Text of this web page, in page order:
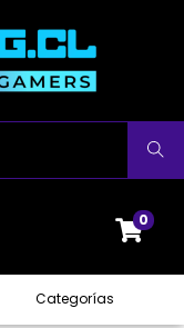
Buscar
0
Categorías